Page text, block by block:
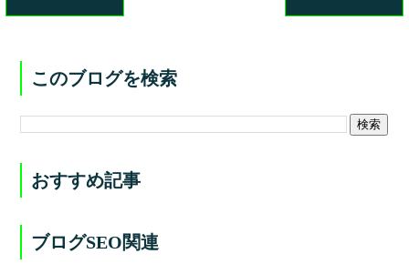
このブログを検索
おすすめ記事
ブログSEO関連